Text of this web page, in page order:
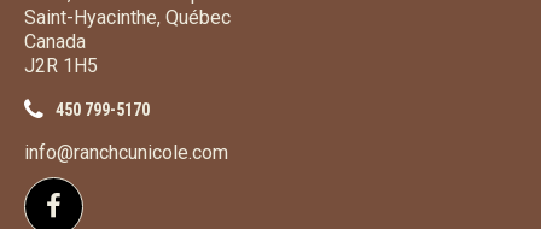
Saint-Hyacinthe, Québec
Canada
J2R 1H5
450 799-5170
info@ranchcunicole.com
Suivez-nous sur Facebook